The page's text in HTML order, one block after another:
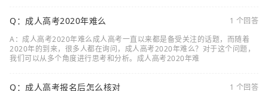
Q：成人高考2020年难么
1 个回答
A：成人高考2020年难么成人高考一直以来都是备受关注的话题，而随着
2020年的到来，很多人都在询问，成人高考2020年难么？对于这个问题，
我们可以从多个角度进行思考和分析。成人高考2020年难
Q：成人高考报名后怎么核对
1 个回答